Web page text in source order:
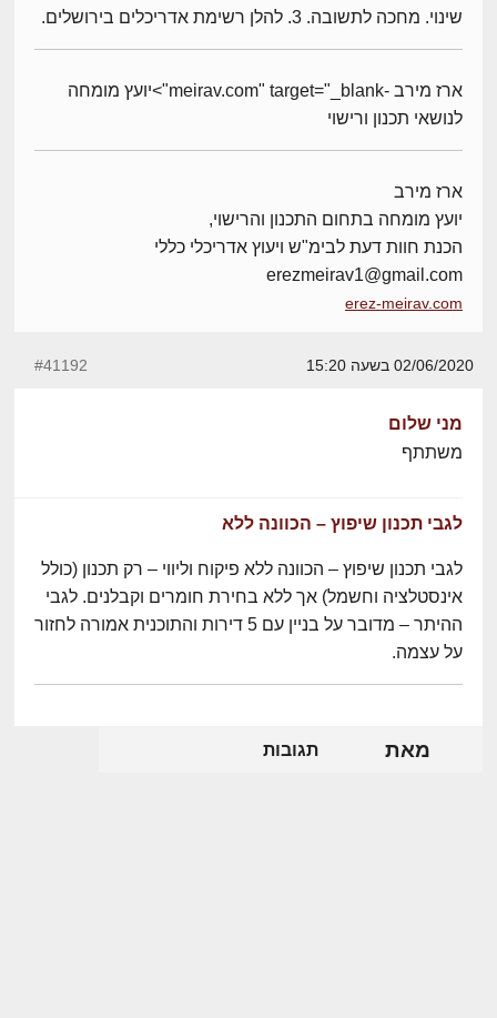
שינוי. מחכה לתשובה. 3. להלן רשימת אדריכלים בירושלים.
ארז מירב -meirav.com" target="_blank">יועץ מומחה
לנושאי תכנון ורישוי
ארז מירב
יועץ מומחה בתחום התכנון והרישוי,
הכנת חוות דעת לבימ"ש ויעוץ אדריכלי כללי
erezmeirav1@gmail.com
erez-meirav.com
02/06/2020 בשעה 15:20 #41192
מני שלום
משתתף
לגבי תכנון שיפוץ – הכוונה ללא
לגבי תכנון שיפוץ – הכוונה ללא פיקוח וליווי – רק תכנון (כולל
אינסטלציה וחשמל) אך ללא בחירת חומרים וקבלנים. לגבי
ההיתר – מדובר על בניין עם 5 דירות והתוכנית אמורה לחזור
על עצמה.
מאת תגובות